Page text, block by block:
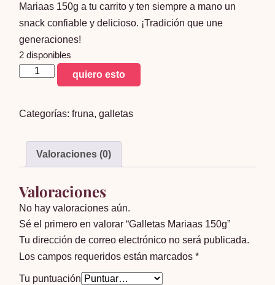
Mariaas 150g a tu carrito y ten siempre a mano un
snack confiable y delicioso. ¡Tradición que une
generaciones!
2 disponibles
Galletas
cantidad
quiero esto
Categorías:fruna,galletas
Valoraciones (0)
Valoraciones
No hay valoraciones aún.
Sé el primero en valorar “Galletas Mariaas 150g”
Tu dirección de correo electrónico no será publicada.
Los campos requeridos están marcados*
Tu puntuación